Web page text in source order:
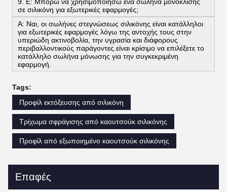
σε σιλικόνη για εξωτερικές εφαρμογές;
Α: Ναι, οι σωλήνες στεγνώσεως σιλικόνης είναι κατάλληλοι
για εξωτερικές εφαρμογές λόγω της αντοχής τους στην
υπεριώδη ακτινοβολία, την υγρασία και διάφορους
περιβαλλοντικούς παράγοντες.είναι κρίσιμο να επιλέξετε το
κατάλληλο σωλήνα μόνωσης για την συγκεκριμένη
εφαρμογή.
Tags:
Προφίλ εκτόξευσης από σιλικόνη
Τρίχωμα σφράγισης από καουτσούκ σιλικόνης
Προφίλ από εξωποιημένο καουτσούκ σιλικόνης
Επαφές